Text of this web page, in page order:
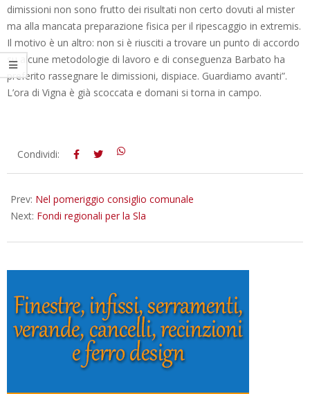
dimissioni non sono frutto dei risultati non certo dovuti al mister
ma alla mancata preparazione fisica per il ripescaggio in extremis.
Il motivo è un altro: non si è riusciti a trovare un punto di accordo
su alcune metodologie di lavoro e di conseguenza Barbato ha
preferito rassegnare le dimissioni, dispiace. Guardiamo avanti”.
L’ora di Vigna è già scoccata e domani si torna in campo.
2014-
Condividi:
Prev: Nel pomeriggio consiglio comunale
Next: Fondi regionali per la Sla